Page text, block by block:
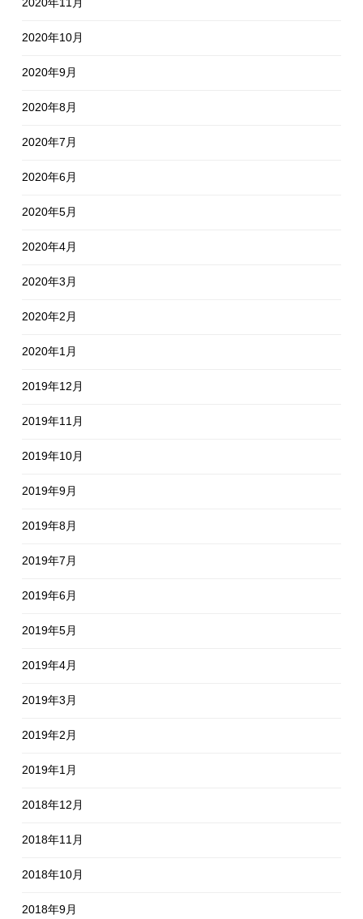
2020年10月
2020年9月
2020年8月
2020年7月
2020年6月
2020年5月
2020年4月
2020年3月
2020年2月
2020年1月
2019年12月
2019年11月
2019年10月
2019年9月
2019年8月
2019年7月
2019年6月
2019年5月
2019年4月
2019年3月
2019年2月
2019年1月
2018年12月
2018年11月
2018年10月
2018年9月